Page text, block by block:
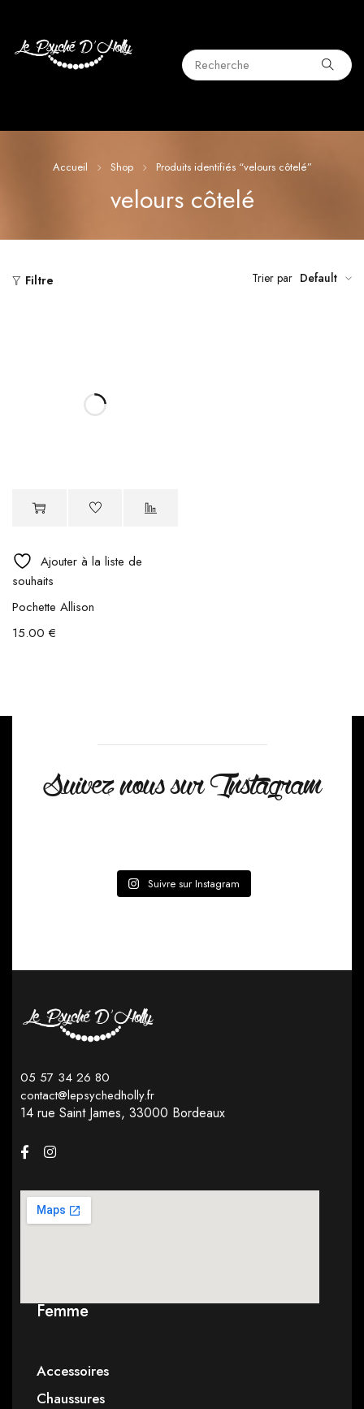
velours côtelé
Accueil Shop Produits identifiés “velours côtelé”
Filtre Trier par Default
Ajouter à la liste de
souhaits
Pochette Allison
15.00 €
Suivez nous sur Instagram
Suivre sur Instagram
05 57 34 26 80
contact@lepsychedholly.fr
14 rue Saint James, 33000 Bordeaux
Femme
Accessoires
Chaussures